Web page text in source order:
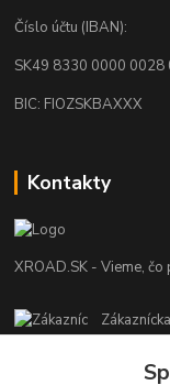
Číslo účtu (IBAN):
SK49 8330 0000
BIC: FIOZSKBAXXX
Kontakty
XROAD.SK - Vieme,
+421
Po-Pi